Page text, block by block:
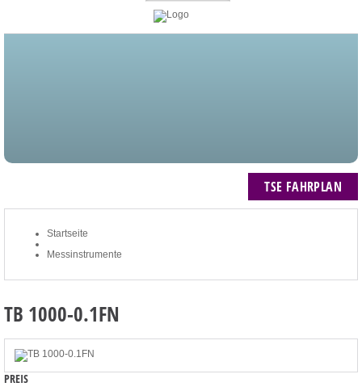
TSE FAHRPLAN
Startseite
Messinstrumente
TB 1000-0.1FN
PREIS